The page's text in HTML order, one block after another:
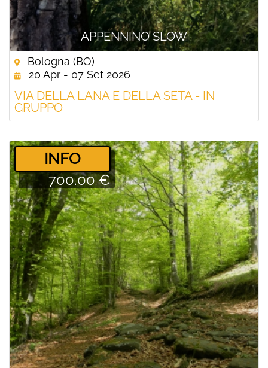
APPENNINO SLOW
Bologna (BO)
20 Apr - 07 Set 2026
VIA DELLA LANA E DELLA SETA - IN
GRUPPO
­INFO
700.00 €